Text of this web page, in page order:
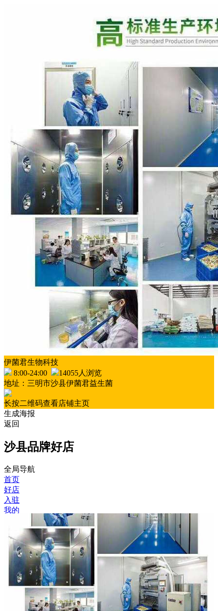
伊菌君生物科技
8:00-24:00
14055人浏览
地址：三明市沙县伊菌君益生菌
长按二维码查看店铺主页
生成海报
返回
沙县品牌好店
全局导航
首页
好店
入驻
我的